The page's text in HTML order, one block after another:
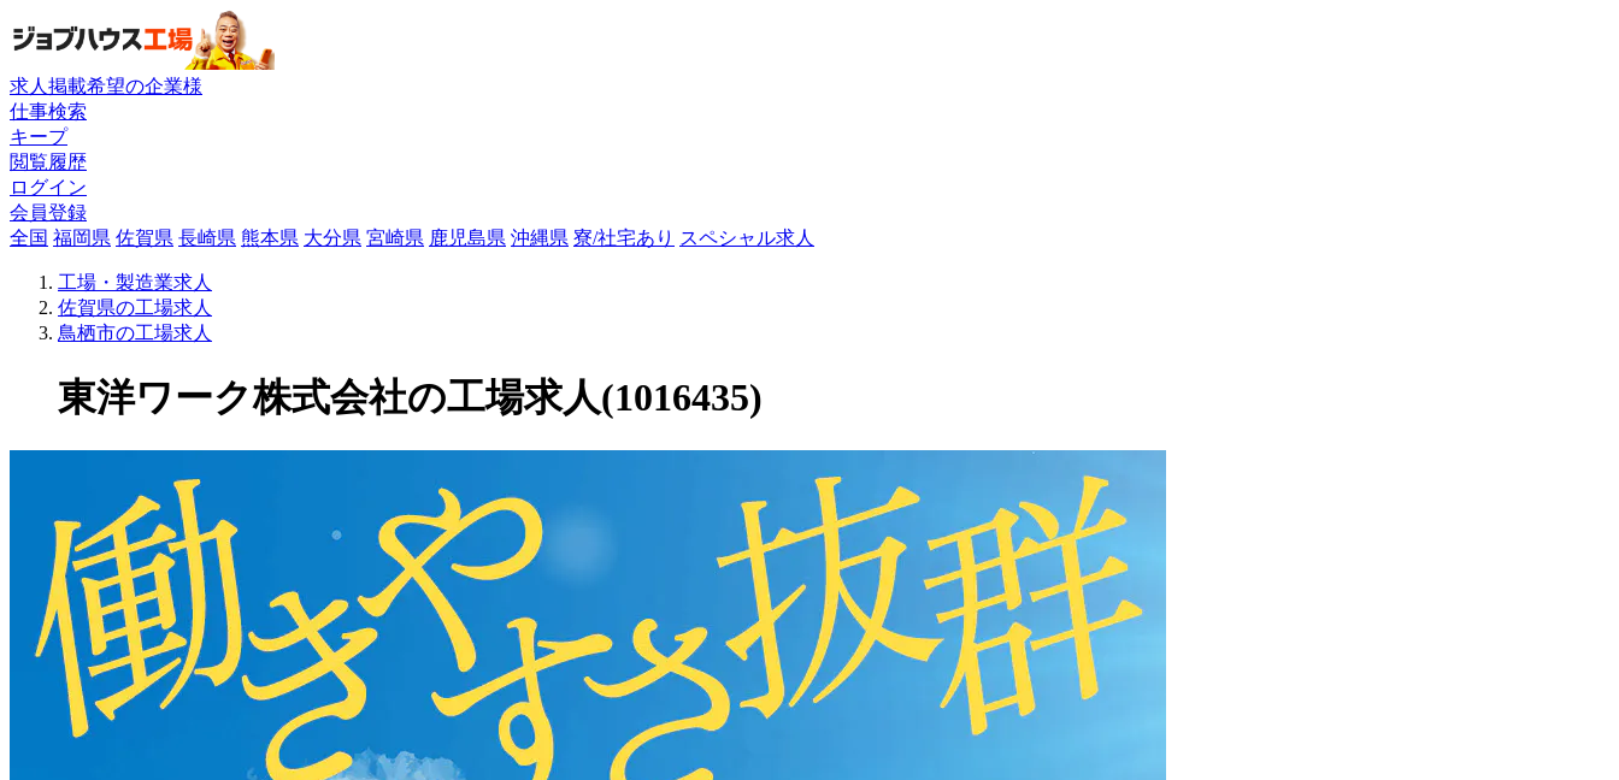
求人掲載希望の企業様
仕事検索
キープ
閲覧履歴
ログイン
会員登録
全国 福岡県 佐賀県 長崎県 熊本県 大分県 宮崎県 鹿児島県 沖縄県 寮/社宅あり スペシャル求人
工場・製造業求人
佐賀県の工場求人
鳥栖市の工場求人
東洋ワーク株式会社の工場求人(1016435)